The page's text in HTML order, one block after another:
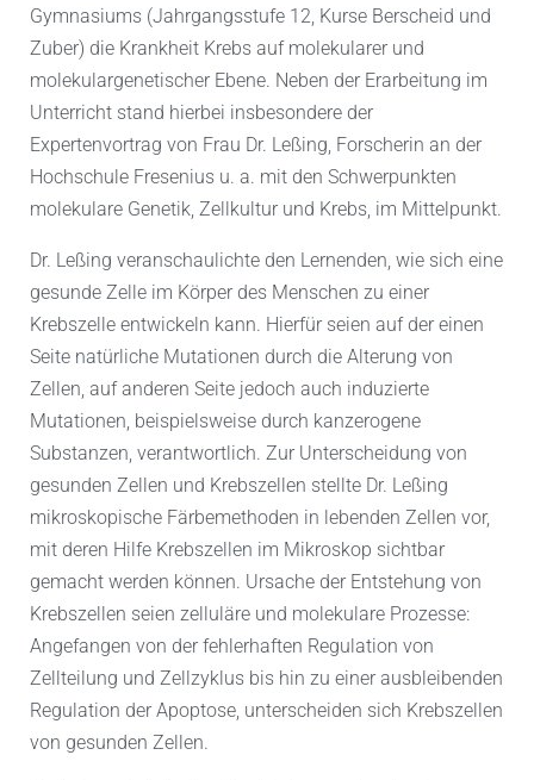
Gymnasiums (Jahrgangsstufe 12, Kurse Berscheid und
Zuber) die Krankheit Krebs auf molekularer und
molekulargenetischer Ebene. Neben der Erarbeitung im
Unterricht stand hierbei insbesondere der
Expertenvortrag von Frau Dr. Leßing, Forscherin an der
Hochschule Fresenius u. a. mit den Schwerpunkten
molekulare Genetik, Zellkultur und Krebs, im Mittelpunkt.
Dr. Leßing veranschaulichte den Lernenden, wie sich eine
gesunde Zelle im Körper des Menschen zu einer
Krebszelle entwickeln kann. Hierfür seien auf der einen
Seite natürliche Mutationen durch die Alterung von
Zellen, auf anderen Seite jedoch auch induzierte
Mutationen, beispielsweise durch kanzerogene
Substanzen, verantwortlich. Zur Unterscheidung von
gesunden Zellen und Krebszellen stellte Dr. Leßing
mikroskopische Färbemethoden in lebenden Zellen vor,
mit deren Hilfe Krebszellen im Mikroskop sichtbar
gemacht werden können. Ursache der Entstehung von
Krebszellen seien zelluläre und molekulare Prozesse:
Angefangen von der fehlerhaften Regulation von
Zellteilung und Zellzyklus bis hin zu einer ausbleibenden
Regulation der Apoptose, unterscheiden sich Krebszellen
von gesunden Zellen.